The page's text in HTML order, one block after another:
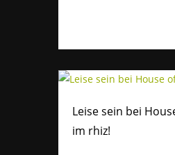
Leise sein bei
im rhiz!